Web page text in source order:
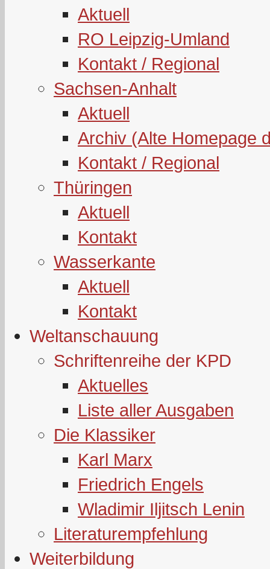
Aktuell
RO Leipzig-Umland
Kontakt / Regional
Sachsen-Anhalt
Aktuell
Archiv (Alte Homepage
Kontakt / Regional
Thüringen
Aktuell
Kontakt
Wasserkante
Aktuell
Kontakt
Weltanschauung
Schriftenreihe der KPD
Aktuelles
Liste aller Ausgaben
Die Klassiker
Karl Marx
Friedrich Engels
Wladimir Iljitsch Lenin
Literaturempfehlung
Weiterbildung